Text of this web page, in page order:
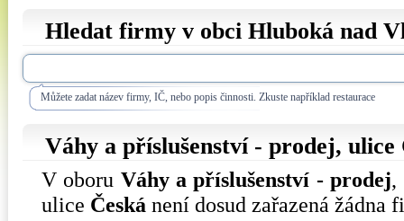
Hledat firmy v obci Hluboká nad
Můžete zadat název firmy, IČ, nebo popis činnosti. Zkuste například restaurace
Váhy a příslušenství - prodej, ulice
V oboru Váhy a příslušenství - prodej,
ulice Česká není dosud zařazená žádna